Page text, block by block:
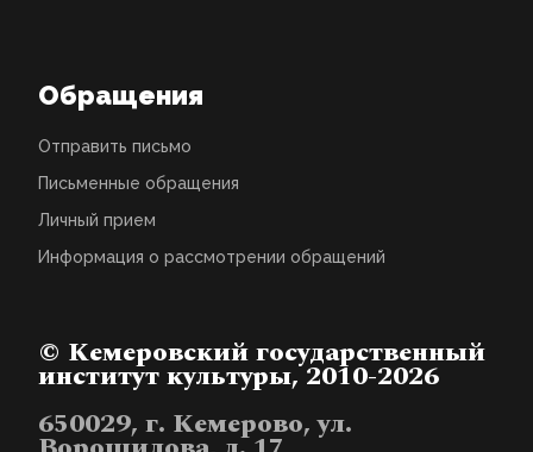
Обращения
Отправить письмо
Письменные обращения
Личный прием
Информация о рассмотрении обращений
© Кемеровский государственный
институт культуры, 2010-2026
650029, г. Кемерово, ул.